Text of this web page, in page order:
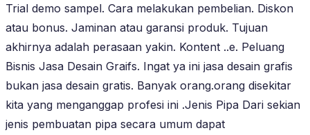
Trial demo sampel. Cara melakukan pembelian. Diskon
atau bonus. Jaminan atau garansi produk. Tujuan
akhirnya adalah perasaan yakin. Kontent ..e. Peluang
Bisnis Jasa Desain Graifs. Ingat ya ini jasa desain grafis
bukan jasa desain gratis. Banyak orang.orang disekitar
kita yang menganggap profesi ini .Jenis Pipa Dari sekian
jenis pembuatan pipa secara umum dapat